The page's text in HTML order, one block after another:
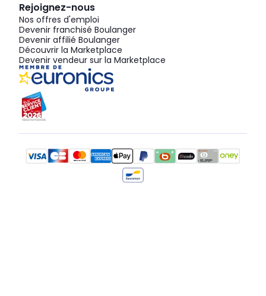
Rejoignez-nous
Nos offres d'emploi
Devenir franchisé Boulanger
Devenir affilié Boulanger
Découvrir la Marketplace
Devenir vendeur sur la Marketplace